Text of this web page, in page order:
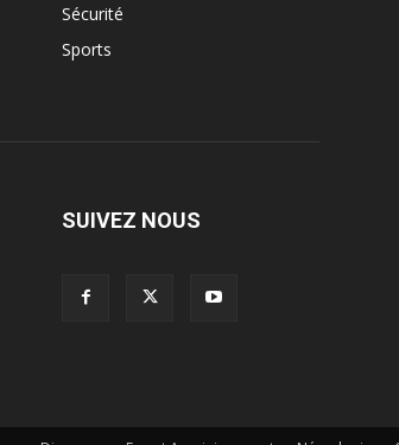
Sécurité
Sports
SUIVEZ NOUS